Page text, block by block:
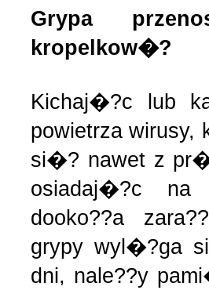
Grypa
kropelkow�?
Kichaj�?c lub
powietrza wirusy,
si�? nawet z
osiadaj�?c na
dooko??a
grypy wyl�?ga
dni, nale??y